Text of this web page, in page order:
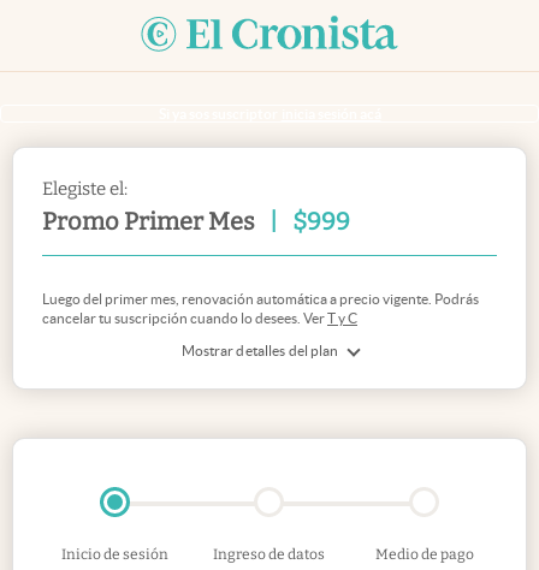
Elegiste el:
Promo Primer Mes $999
Mostrar detalles del plan
Luego del primer mes, renovación automática a precio vigente. Podrás
cancelar tu suscripción cuando lo desees. VerT y C
Inicio de sesión Ingreso de datos Medio de pago